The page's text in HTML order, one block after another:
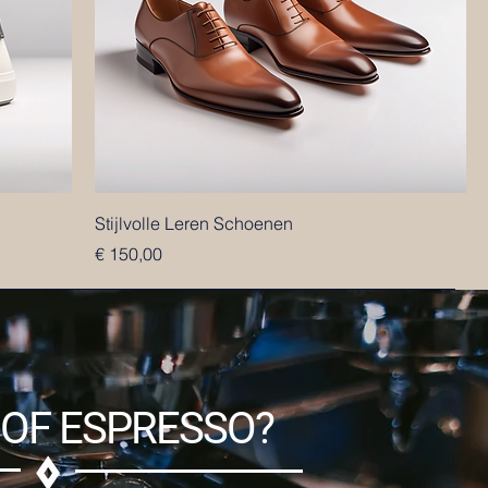
Stijlvolle Leren Schoenen
Prijs
€ 150,00
ESPRESSO?